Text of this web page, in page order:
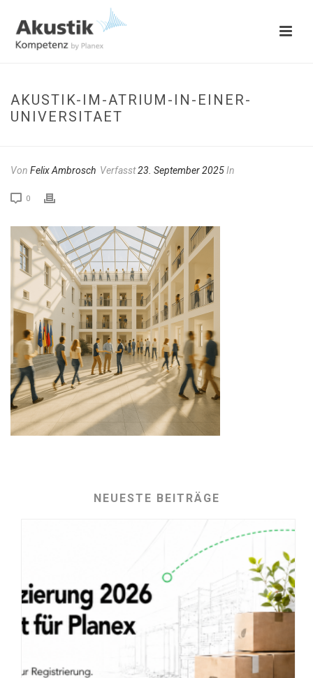
AKUSTIK-IM-ATRIUM-IN-EINER-
UNIVERSITAET
Von Felix Ambrosch Verfasst23. September 2025In
0
NEUESTE BEITRÄGE